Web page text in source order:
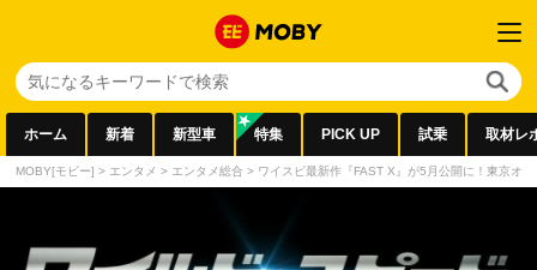
ホーム 新着 新型車 特集 PICK UP 試乗 取材レ
MOBY[モビー] > エンタメ > エンタメ総合 > ワイスピ最新作『FAST X』が5月公開に！東京オ